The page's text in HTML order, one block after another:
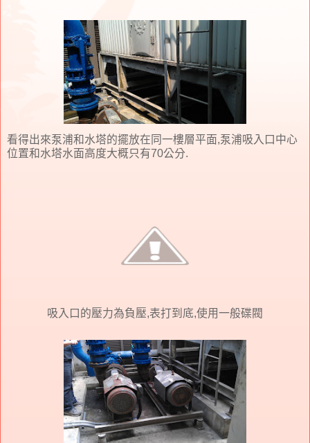
看得出來泵浦和水塔的擺放在同一樓層平面,泵浦吸入口中心
位置和水塔水面高度大概只有70公分.
吸入口的壓力為負壓,表打到底,使用一般碟閥